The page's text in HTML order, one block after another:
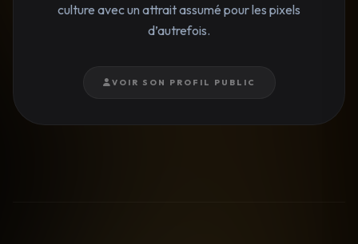
culture avec un attrait assumé pour les pixels
d’autrefois.
VOIR SON PROFIL PUBLIC